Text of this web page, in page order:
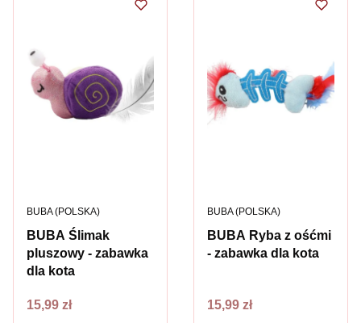
BUBA Ślimak
pluszowy - zabawka
dla kota
PRODUCENT
BUBA (POLSKA)
Cena
15,99 zł
BUBA Ryba z ośćmi
- zabawka dla kota
PRODUCENT
BUBA (POLSKA)
Cena
15,99 zł